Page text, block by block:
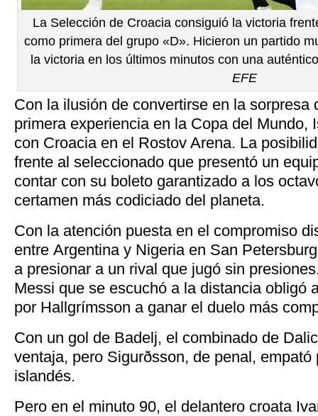
La Selección de Croacia consiguió la victoria
como primera del grupo «D». Hicieron un partido
la victoria en los últimos minutos con una
EFE
Con la ilusión de convertirse en la sorpresa
primera experiencia en la Copa del Mundo,
con Croacia en el Rostov Arena. La
frente al seleccionado que presentó un
contar con su boleto garantizado a los
certamen más codiciado del planeta.
Con la atención puesta en el compromiso
entre Argentina y Nigeria en San
a presionar a un rival que jugó sin
Messi que se escuchó a la distancia obligó
por Hallgrímsson a ganar el duelo más
Con un gol de Badelj, el combinado de
ventaja, pero Sigurðsson, de penal, empató
islandés.
Pero en el minuto 90, el delantero croata